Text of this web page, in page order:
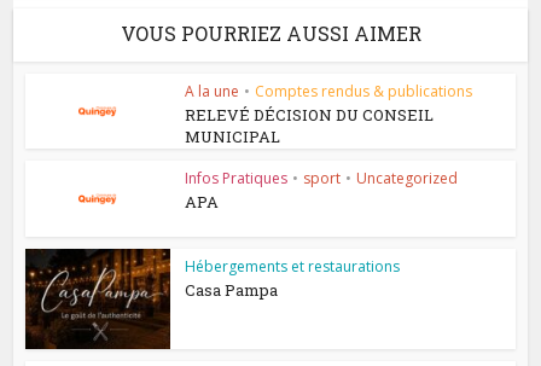
VOUS POURRIEZ AUSSI AIMER
A la une • Comptes rendus & publications
RELEVÉ DÉCISION DU CONSEIL
MUNICIPAL
Infos Pratiques • sport • Uncategorized
APA
Hébergements et restaurations
Casa Pampa